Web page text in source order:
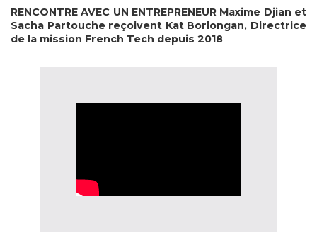
RENCONTRE AVEC UN ENTREPRENEUR Maxime Djian et
Sacha Partouche reçoivent Kat Borlongan, Directrice
de la mission French Tech depuis 2018